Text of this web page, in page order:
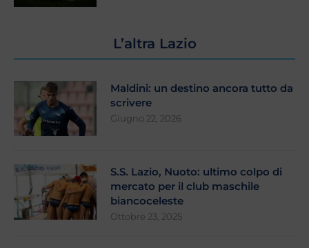
L’altra Lazio
Maldini: un destino ancora tutto da
scrivere
Giugno 22, 2026
S.S. Lazio, Nuoto: ultimo colpo di
mercato per il club maschile
biancoceleste
Ottobre 23, 2025